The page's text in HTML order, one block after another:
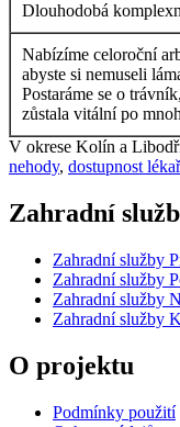
Dlouhodobá
Nabízíme celoroční
abyste si nemuseli
Postaráme se o
zůstala vitální po
V okrese Kolín a
nehody, dostupnost
Zahradní
Zahradní služby
Zahradní služby
Zahradní služby
Zahradní služby
O projektu
Podmínky použití